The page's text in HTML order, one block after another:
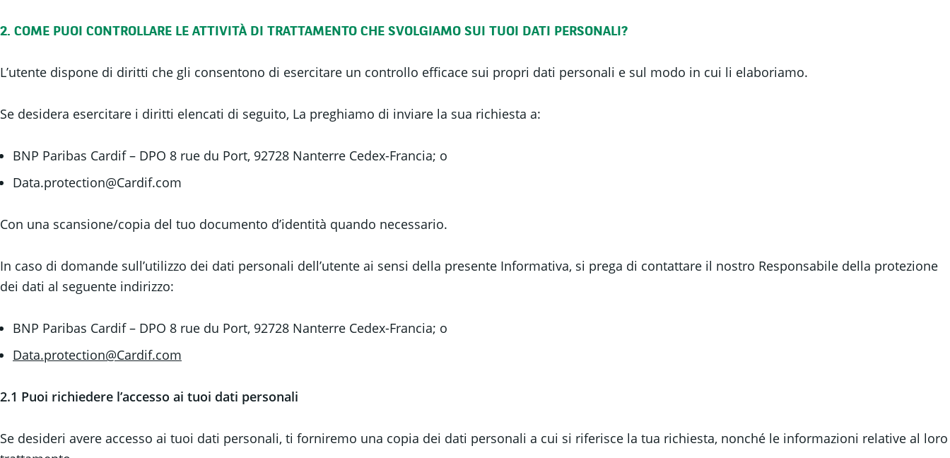
2. COME PUOI CONTROLLARE LE ATTIVITÀ DI TRATTAMENTO CHE SVOLGIAMO SUI TUOI DATI PERSONALI?
L’utente dispone di diritti che gli consentono di esercitare un controllo efficace sui propri dati personali e sul modo in cui li elaboriamo.
Se desidera esercitare i diritti elencati di seguito, La preghiamo di inviare la sua richiesta a:
BNP Paribas Cardif – DPO 8 rue du Port, 92728 Nanterre Cedex-Francia; o
Data.protection@Cardif.com
Con una scansione/copia del tuo documento d’identità quando necessario.
In caso di domande sull’utilizzo dei dati personali dell’utente ai sensi della presente Informativa, si prega di contattare il nostro Responsabile della protezione
dei dati al seguente indirizzo:
BNP Paribas Cardif – DPO 8 rue du Port, 92728 Nanterre Cedex-Francia; o
Data.protection@Cardif.com
2.1 Puoi richiedere l’accesso ai tuoi dati personali
Se desideri avere accesso ai tuoi dati personali, ti forniremo una copia dei dati personali a cui si riferisce la tua richiesta, nonché le informazioni relative al loro